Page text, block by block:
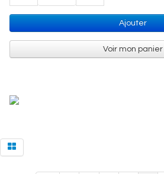
Ajouter
Voir mon panier